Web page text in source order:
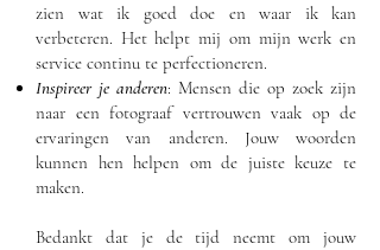
zien wat ik goed doe en waar ik kan
verbeteren. Het helpt mij om mijn werk en
service continu te perfectioneren.
Inspireer je anderen: Mensen die op zoek zijn
naar een fotograaf vertrouwen vaak op de
ervaringen van anderen. Jouw woorden
kunnen hen helpen om de juiste keuze te
maken.
Bedankt dat je de tijd neemt om jouw